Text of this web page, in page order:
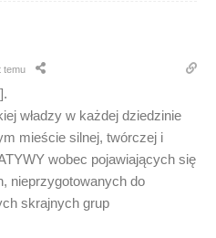
temu
władzy w każdej dziedzinie
mieście silnej, twórczej i
wobec pojawiających się
nieprzygotowanych do
skrajnych grup